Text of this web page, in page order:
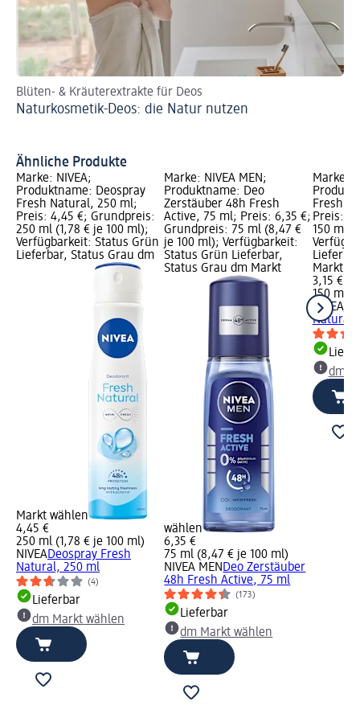
Blüten- & Kräuterextrakte für Deos
Naturkosmetik-Deos: die Natur nutzen
Ähnliche Produkte
Marke: NIVEA;
Produktname: Deospray
Fresh Natural, 250 ml;
Preis: 4,45 €; Grundpreis:
250 ml (1,78 € je 100 ml);
Verfügbarkeit: Status Grün
Lieferbar, Status Grau dm
Markt wählen
4,45 €
250 ml (1,78 € je 100 ml)
NIVEADeospray Fresh
Natural, 250 ml
(4)
Lieferbar
dm Markt wählen
Marke: NIVEA MEN;
Produktname: Deo
Zerstäuber 48h Fresh
Active, 75 ml; Preis: 6,35 €;
Grundpreis: 75 ml (8,47 €
je 100 ml); Verfügbarkeit:
Status Grün Lieferbar,
Status Grau dm Markt
wählen
6,35 €
75 ml (8,47 € je 100 ml)
NIVEA MEN Deo Zerstäuber
48h Fresh Active, 75 ml
(173)
Lieferbar
dm Markt wählen
Marke:
Fresh
Preis:
150 ml
Markt
3,15 €
150 ml
NIVEA
Natural,
dm